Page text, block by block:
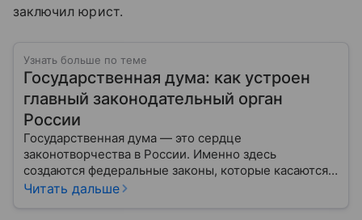
заключил юрист.
Узнать больше по теме
Государственная дума: как устроен
главный законодательный орган
России
Государственная дума — это сердце
законотворчества в России. Именно здесь
создаются федеральные законы, которые касаются
жизни каждого гражданина: от образования и
Читать дальше